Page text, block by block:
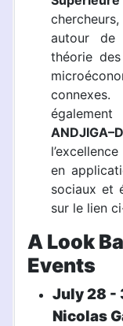
autour de
théorie
connexes.
également
en
sociaux et
sur le lien
A Look
Events
July 28 -
Nicolas